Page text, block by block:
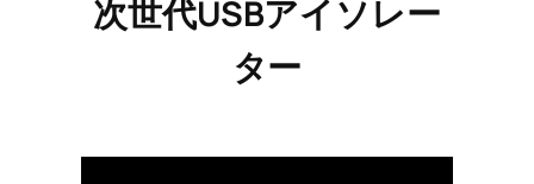
次世代USBアイソレー
ター